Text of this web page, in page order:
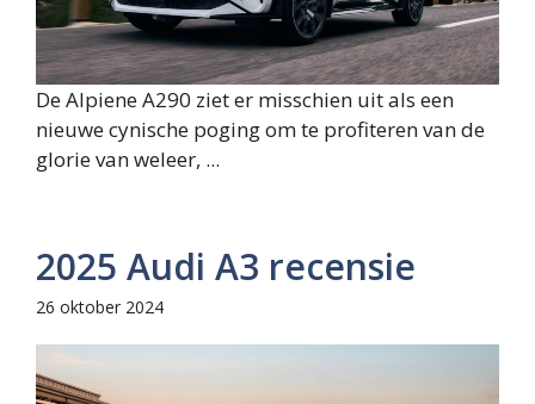
De Alpiene A290 ziet er misschien uit als een
nieuwe cynische poging om te profiteren van de
glorie van weleer, ...
2025 Audi A3 recensie
26 oktober 2024